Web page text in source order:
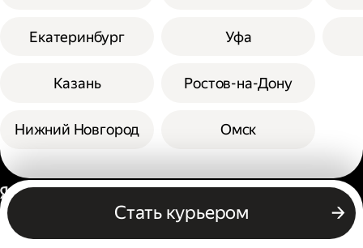
Екатеринбург
Казань
Нижний Новгород
Уфа
Ростов-на-Дону
Омск
Стать курьером
Россия
Бизнесу